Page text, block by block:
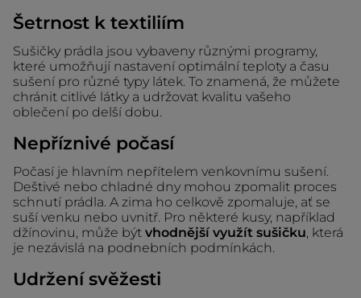
Šetrnost k textiliím
Sušičky prádla jsou vybaveny různými programy,
které umožňují nastavení optimální teploty a času
sušení pro různé typy látek. To znamená, že můžete
chránit citlivé látky a udržovat kvalitu vašeho
oblečení po delší dobu.
Nepříznivé počasí
Počasí je hlavním nepřítelem venkovnímu sušení.
Deštivé nebo chladné dny mohou zpomalit proces
schnutí prádla. A zima ho celkově zpomaluje, ať se
suší venku nebo uvnitř. Pro některé kusy, například
džínovinu, může být vhodnější využít sušičku , která
je nezávislá na podnebních podmínkách.
Udržení svěžesti